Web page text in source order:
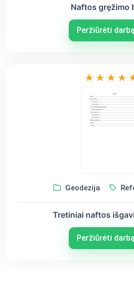
Naftos gręžimo
Peržiūrėti darbą
Geodezija
Tretiniai naftos
Peržiūrėti darbą